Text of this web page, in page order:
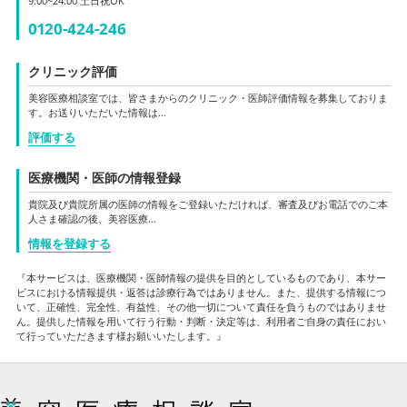
0120-424-246
クリニック評価
美容医療相談室では、皆さまからのクリニック・医師評価情報を募集しておりま
す。お送りいただいた情報は…
評価する
医療機関・医師の情報登録
貴院及び貴院所属の医師の情報をご登録いただければ、審査及びお電話でのご本
人さま確認の後、美容医療…
情報を登録する
『本サービスは、医療機関・医師情報の提供を目的としているものであり、本サー
ビスにおける情報提供・返答は診療行為ではありません。また、提供する情報につ
いて、正確性、完全性、有益性、その他一切について責任を負うものではありませ
ん。提供した情報を用いて行う行動・判断・決定等は、利用者ご自身の責任におい
て行っていただきます様お願いいたします。』